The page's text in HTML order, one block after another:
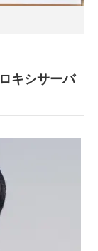
キシサーバ